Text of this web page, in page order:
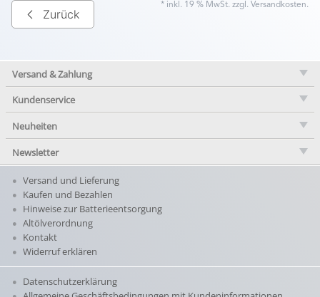
Zurück
* inkl. 19 % MwSt. zzgl. Versandkosten.
Versand & Zahlung
Kundenservice
Neuheiten
Newsletter
Versand und Lieferung
Kaufen und Bezahlen
Hinweise zur Batterieentsorgung
Altölverordnung
Kontakt
Widerruf erklären
Datenschutzerklärung